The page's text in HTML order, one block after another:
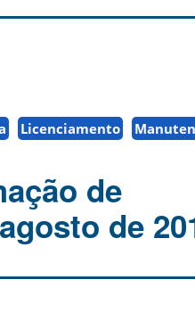
Licenciamento
de
de